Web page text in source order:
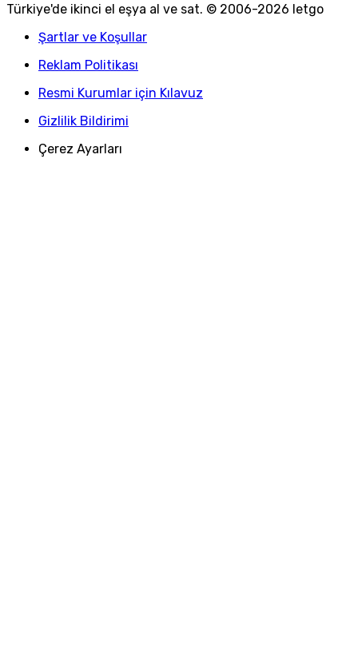
Türkiye'de ikinci el eşya al ve sat. © 2006-2026 letgo
Şartlar ve Koşullar
Reklam Politikası
Resmi Kurumlar için Kılavuz
Gizlilik Bildirimi
Çerez Ayarları